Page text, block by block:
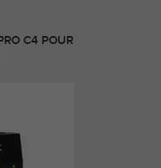
C4 POUR